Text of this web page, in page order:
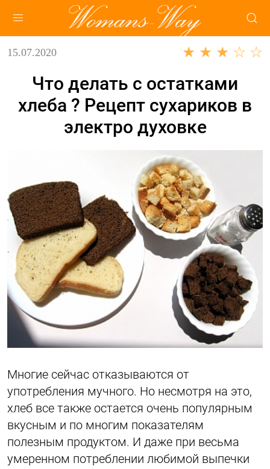
15.07.2020 ★ ★ ★ ☆ ☆
Что делать с остатками
хлеба ? Рецепт сухариков в
электро духовке
Многие сейчас отказываются от
употребления мучного. Но несмотря на это,
хлеб все также остается очень популярным
вкусным и по многим показателям
полезным продуктом. И даже при весьма
умеренном потреблении любимой выпечки